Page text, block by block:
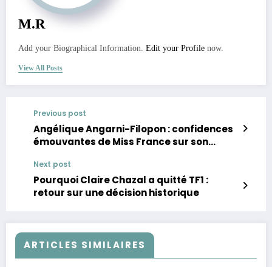
M.R
Add your Biographical Information. Edit your Profile now.
View All Posts
Previous post
Angélique Angarni-Filopon : confidences
émouvantes de Miss France sur son
Next post
Pourquoi Claire Chazal a quitté TF1 :
retour sur une décision historique
ARTICLES SIMILAIRES